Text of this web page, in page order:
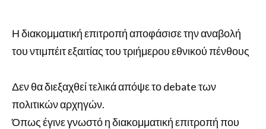
Η διακομματική επιτροπή αποφάσισε την αναβολή
του ντιμπέιτ εξαιτίας του τριήμερου εθνικού πένθους
Δεν θα διεξαχθεί τελικά απόψε το debate των
πολιτικών αρχηγών.
Όπως έγινε γνωστό η διακομματική επιτροπή που